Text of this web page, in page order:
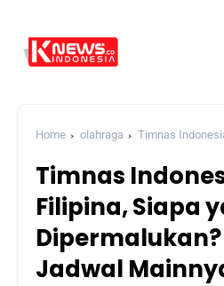
Home olahraga
Timnas
Timnas
Filipina, Siapa
Jadwal